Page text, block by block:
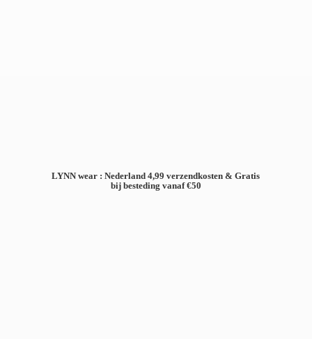
LYNN wear : Nederland 4,99 verzendkosten & Gratis
bij besteding vanaf €50